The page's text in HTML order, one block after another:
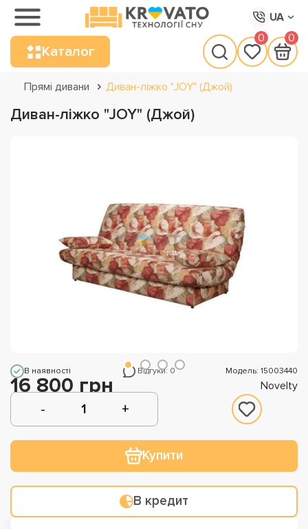
UA
Каталог
0 0
Прямі дивани Диван-ліжко "JOY" (Джой)
Диван-ліжко "JOY" (Джой)
В наявності Відгуки: 0 Модель: 15003440
16 800 грн Novelty
Купити
В кредит